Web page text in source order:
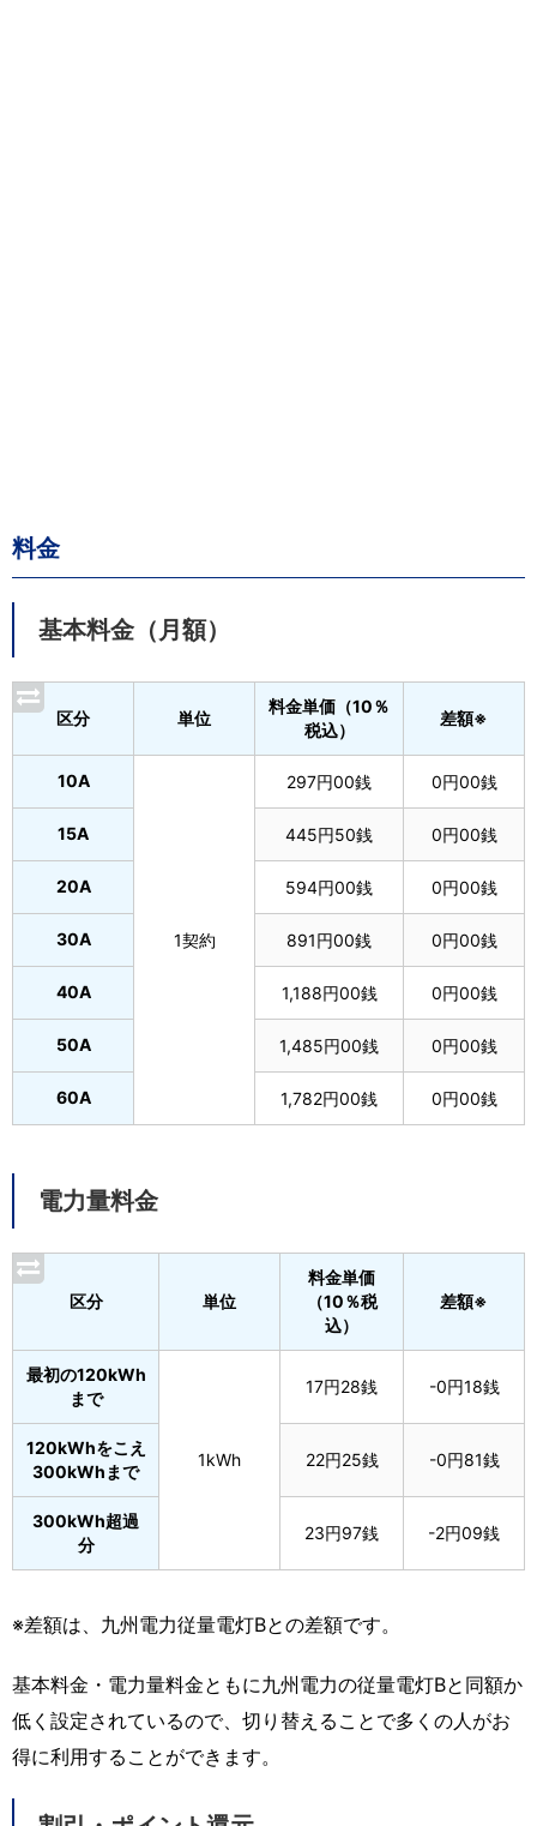
料金
基本料金（月額）
区分 単位
料金単価（10％
税込）
差額※
10A
1契約
297円00銭 0円00銭
15A 445円50銭 0円00銭
20A 594円00銭 0円00銭
30A 891円00銭 0円00銭
40A 1,188円00銭 0円00銭
50A 1,485円00銭 0円00銭
60A 1,782円00銭 0円00銭
電力量料金
区分 単位
料金単価
（10％税
込）
差額※
最初の120kWh
まで
1kWh
17円28銭 -0円18銭
120kWhをこえ
300kWhまで
22円25銭 -0円81銭
300kWh超過
分
23円97銭 -2円09銭
※差額は、九州電力従量電灯Bとの差額です。
基本料金・電力量料金ともに九州電力の従量電灯Bと同額か
低く設定されているので、切り替えることで多くの人がお
得に利用することができます。